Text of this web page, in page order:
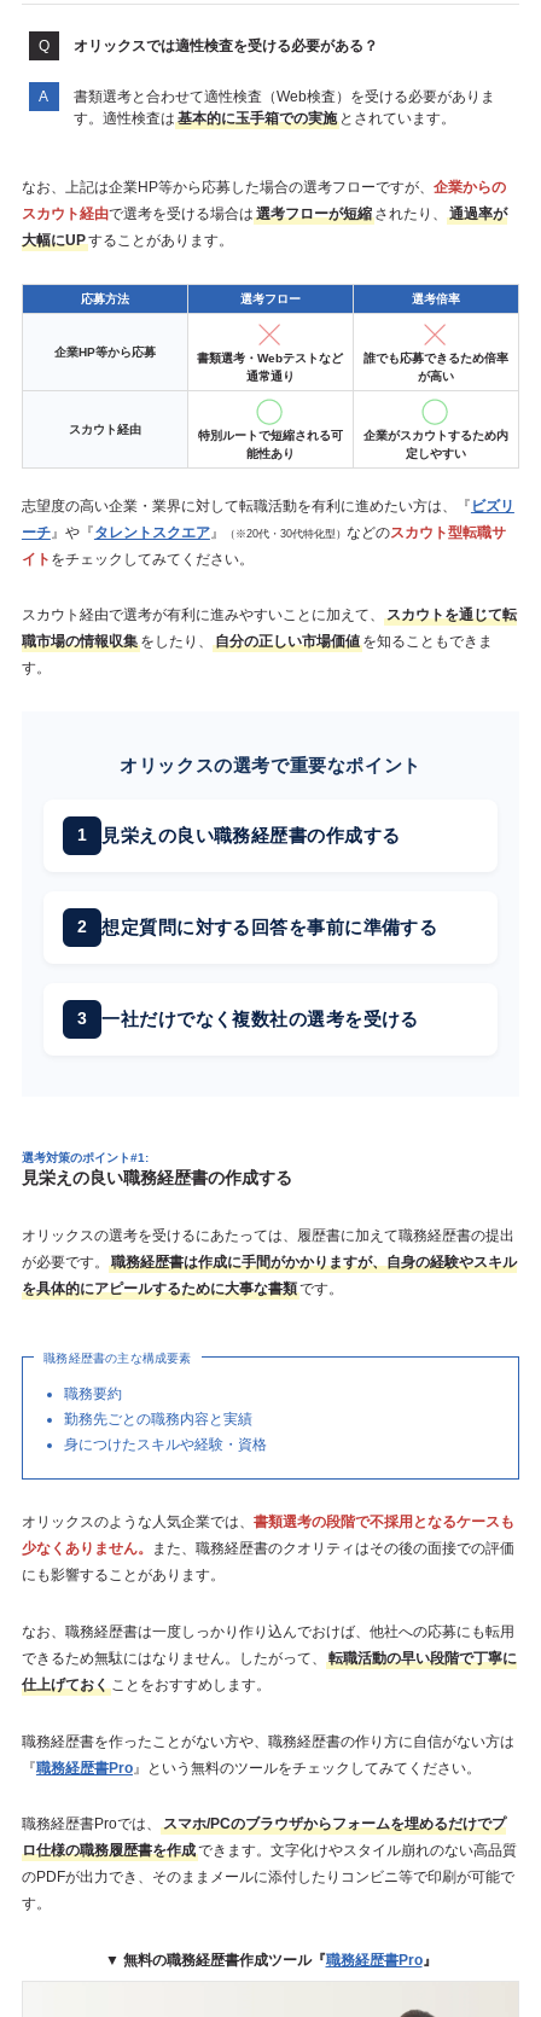
オリックスでは適性検査を受ける必要がある？
書類選考と合わせて適性検査（Web検査）を受ける必要がありま
す。適性検査は 基本的に玉手箱での実施とされています。
なお、上記は企業HP等から応募した場合の選考フローですが、 企業からの
スカウト経由で選考を受ける場合は 選考フローが短縮されたり、
通過率が
大幅にUPすることがあります。
応募方法 選考フロー 選考倍率
企業HP等から応募
書類選考・Webテストなど
通常通り
誰でも応募できるため倍率
が高い
スカウト経由
特別ルートで短縮される可
能性あり
企業がスカウトするため内
定しやすい
志望度の高い企業・業界に対して転職活動を有利に進めたい方は、『 ビズリ
ーチ』や『タレントスクエア』 （※20代・30代特化型） などのスカウト型転職サ
イト をチェックしてみてください。
スカウト経由で選考が有利に進みやすいことに加えて、
スカウトを通じて転
職市場の情報収集をしたり、 自分の正しい市場価値を知ることもできま
す。
オリックスの選考で重要なポイント
見栄えの良い職務経歴書の作成する
想定質問に対する回答を事前に準備する
一社だけでなく複数社の選考を受ける
選考対策のポイント#1:
見栄えの良い職務経歴書の作成する
オリックスの選考を受けるにあたっては、履歴書に加えて職務経歴書の提出
が必要です。
職務経歴書は作成に手間がかかりますが、自身の経験やスキル
を具体的にアピールするために大事な書類です。
職務経歴書の主な構成要素
職務要約
勤務先ごとの職務内容と実績
身につけたスキルや経験・資格
オリックスのような人気企業では、 書類選考の段階で不採用となるケースも
少なくありません。
また、職務経歴書のクオリティはその後の面接での評価
にも影響することがあります。
なお、職務経歴書は一度しっかり作り込んでおけば、他社への応募にも転用
できるため無駄にはなりません。したがって、
転職活動の早い段階で丁寧に
仕上げておくことをおすすめします。
職務経歴書を作ったことがない方や、職務経歴書の作り方に自信がない方は
『職務経歴書Pro』という無料のツールをチェックしてみてください。
職務経歴書Proでは、
スマホ/PCのブラウザからフォームを埋めるだけでプ
ロ仕様の職務履歴書を作成できます。文字化けやスタイル崩れのない高品質
のPDFが出力でき、そのままメールに添付したりコンビニ等で印刷が可能で
す。
▼ 無料の職務経歴書作成ツール『職務経歴書Pro』